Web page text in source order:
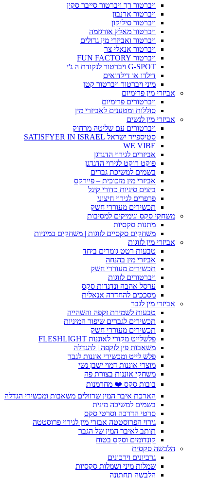
ויברטור רך ויברטור סייבר סקין
ויברטור ארנבון
ויברטור סיליקון
ויברטור מאלץ אורגזמה
ויברטור ואביזרי מין גדולים
ויברטור אנאלי צר
ויברטור FUN FACTORY
G-SPOT ויברטור לנקודת ה ג'י
דילדו או דילדואים
מיני ויברטור ויברטור קטן
אביזרי מין פרימיום
ויברטורים פרימיום
סוללות ומטענים לאביזרי מין
אביזרי מין לנשים
ויברטורים עם שליטה מרחוק
סטיספייר ישראל SATISFYER IN ISRAEL
WE VIBE
אביזרים לגירוי הדגדגן
פוקט רוקט לגירוי הדגדגן
בשמים למשיכת גברים
אביזרי מין מזכוכית – פיירקס
ביצים סיניות כדורי קיגל
פרפרים לגירוי חיצוני
תכשירים מעוררי חשק
משחקי סקס וגימיקים למסיבות
מתנות סקסיות
משחקים סקסיים לזוגות | משחקים במיניות
אביזרי מין לזוגות
טבעות רטט גומרים ביחד
אביזרי מין בהנחה
תכשירים מעוררי חשק
ויברטורים לזוגות
ערסל אהבה ונדנדות סקס
מסככים להחדרה אנאלית
אביזרי מין לגבר
טבעות לשמירת זקפה והשהייה
תכשירים לגברים שיפור המיניות
תכשירים מעוררי חשק
פלשלייט מקורי לאוננות FLESHLIGHT
משאבות פין לזקפה | להגדלה
פלש לייט ומכשירי אוננות לגבר
מוצרי אוננות דמוי ישבן נשי
משחקי אוננות בצורת פה
בובות סקס ❤️ מחרמנות
הארכת איבר המין שרוולים משאבות ומכשירי הגדלה
בשמים למשיכה מינית
סרטי הדרכה וסרטי סקס
גירוי הפרוסטטה אבזרי מין לגירוי פרוסטטה
תותב לאיבר המין של הגבר
קונדומים וסקס בטוח
הלבשה סקסית
גרביונים וירכונים
שמלות מיני ושמלות סקסיות
הלבשה תחתונה